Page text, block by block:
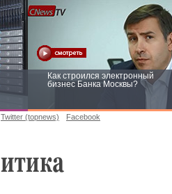
Как строился электронный
бизнес Банка Москвы?
Twitter (topnews) Facebook